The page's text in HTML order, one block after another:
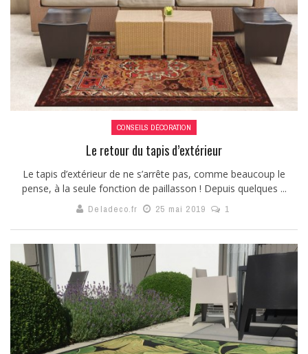
CONSEILS DÉCORATION
Le retour du tapis d’extérieur
Le tapis d’extérieur de ne s’arrête pas, comme beaucoup le
pense, à la seule fonction de paillasson ! Depuis quelques ...
Deladeco.fr 25 mai 2019 1